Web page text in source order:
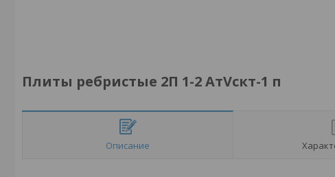
Плиты ребристые 2П 1-2 АтVскт-1 п
Описание